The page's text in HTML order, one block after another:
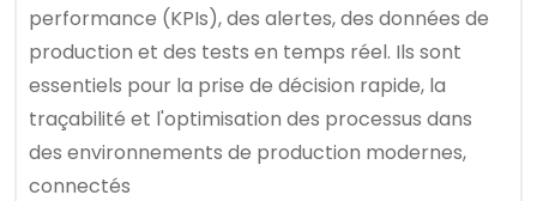
performance (KPIs), des alertes, des données de
production et des tests en temps réel. Ils sont
essentiels pour la prise de décision rapide, la
traçabilité et l'optimisation des processus dans
des environnements de production modernes,
connectés